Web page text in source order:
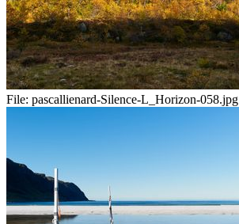
File: pascallienard-Silence-L_Horizon-058.jpg